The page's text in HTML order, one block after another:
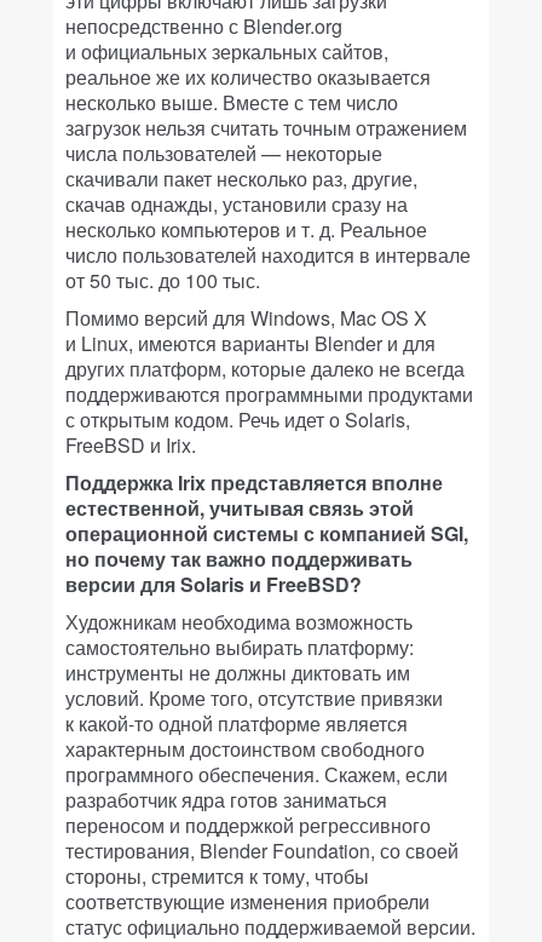
непосредственно с Blender.org
и официальных зеркальных сайтов,
реальное же их количество оказывается
несколько выше. Вместе с тем число
загрузок нельзя считать точным отражением
числа пользователей — некоторые
скачивали пакет несколько раз, другие,
скачав однажды, установили сразу на
несколько компьютеров и т. д. Реальное
число пользователей находится в интервале
от 50 тыс. до 100 тыс.
Помимо версий для Windows, Mac OS X
и Linux, имеются варианты Blender и для
других платформ, которые далеко не всегда
поддерживаются программными продуктами
с открытым кодом. Речь идет о Solaris,
FreeBSD и Irix.
Поддержка Irix представляется вполне
естественной, учитывая связь этой
операционной системы с компанией SGI,
но почему так важно поддерживать
версии для Solaris и FreeBSD?
Художникам необходима возможность
самостоятельно выбирать платформу:
инструменты не должны диктовать им
условий. Кроме того, отсутствие привязки
к какой-то одной платформе является
характерным достоинством свободного
программного обеспечения. Скажем, если
разработчик ядра готов заниматься
переносом и поддержкой регрессивного
тестирования, Blender Foundation, со своей
стороны, стремится к тому, чтобы
соответствующие изменения приобрели
статус официально поддерживаемой версии.